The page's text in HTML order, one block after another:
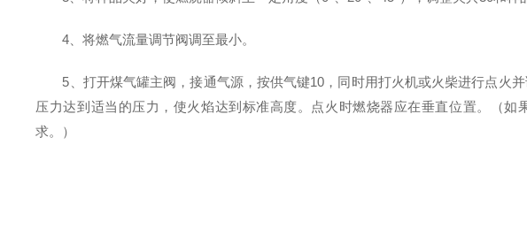
4、将燃气流量调节阀调至最小。
5、打开煤气罐主阀，接通气源，按供气键10，同时用打火机或火柴进行点火
压力达到适当的压力，使火焰达到标准高度。点火时燃烧器应在垂直位置。（
求。）